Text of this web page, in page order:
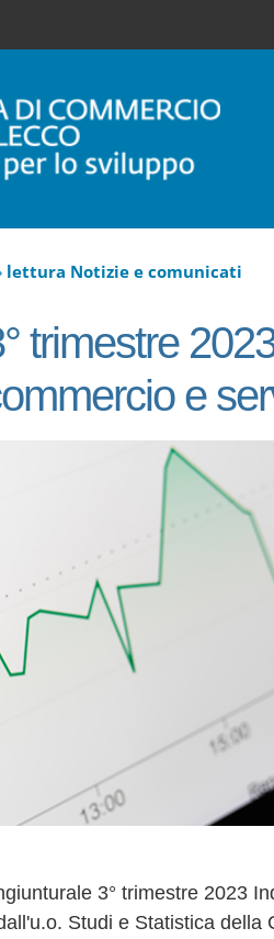
lettura Notizie e comunicati
trimestre
e
3° trimestre 2023
Studi e Statistica della